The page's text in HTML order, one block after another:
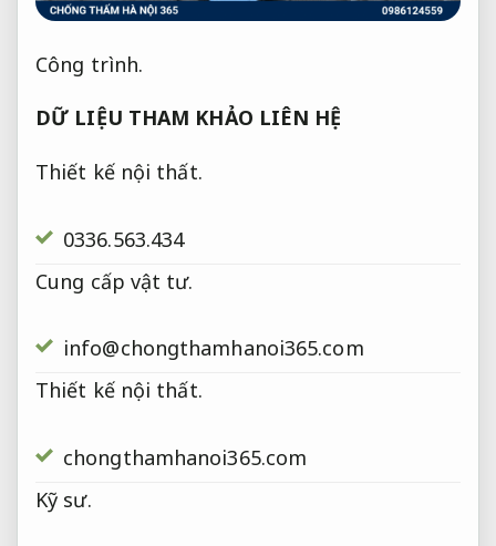
Công trình.
DỮ LIỆU THAM KHẢO LIÊN HỆ
Thiết kế nội thất.
0336.563.434
Cung cấp vật tư.
info@chongthamhanoi365.com
Thiết kế nội thất.
chongthamhanoi365.com
Kỹ sư.